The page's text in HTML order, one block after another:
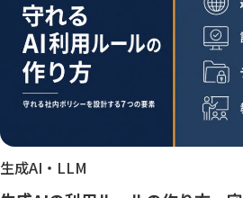
生成AI・LLM